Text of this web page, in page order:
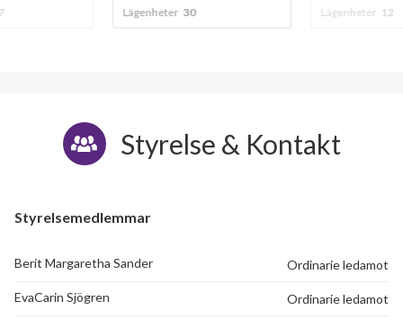
Lägenheter 30
Lägenheter 12
Styrelse & Kontakt
Styrelsemedlemmar
Berit Margaretha Sander Ordinarie ledamot
EvaCarin Sjögren Ordinarie ledamot